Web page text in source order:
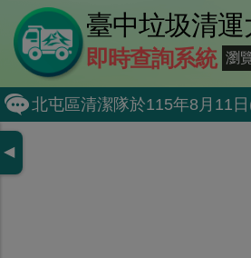
臺中垃圾清
即時查詢系統 瀏
北屯區清潔隊於115年8月11
◀